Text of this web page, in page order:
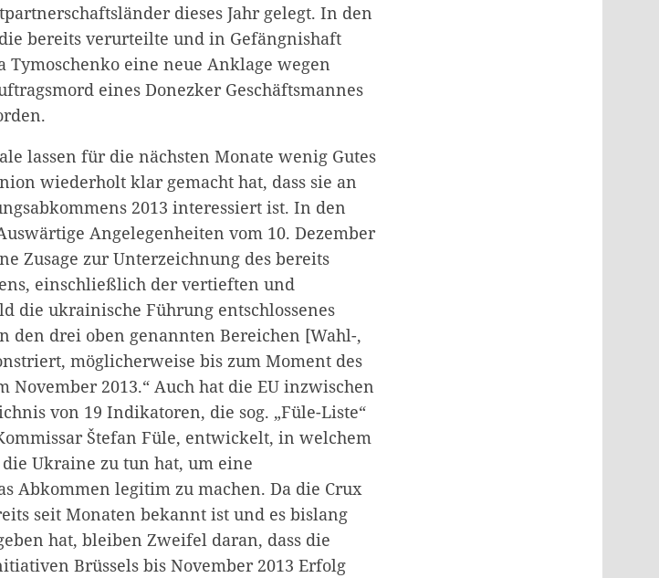
dieses Jahr gelegt. In den
bereits verurteilte und in Gefängnishaft
eine neue Anklage wegen
eines Donezker Geschäftsmannes
lassen für die nächsten Monate wenig Gutes
wiederholt klar gemacht hat, dass sie an
2013 interessiert ist. In den
Angelegenheiten vom 10. Dezember
Zusage zur Unterzeichnung des bereits
einschließlich der vertieften und
die ukrainische Führung entschlossenes
den drei oben genannten Bereichen [Wahl-,
möglicherweise bis zum Moment des
2013.“ Auch hat die EU inzwischen
von 19 Indikatoren, die sog. „Füle-Liste“
Štefan Füle, entwickelt, in welchem
Ukraine zu tun hat, um eine
Abkommen legitim zu machen. Da die Crux
seit Monaten bekannt ist und es bislang
hat, bleiben Zweifel daran, dass die
Brüssels bis November 2013 Erfolg